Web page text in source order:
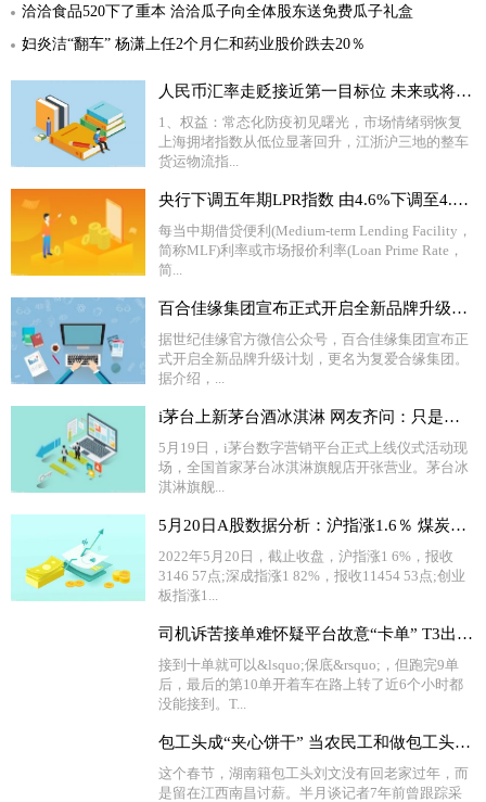
洽洽食品520下了重本 洽洽瓜子向全体股东送免费瓜子礼盒
妇炎洁“翻车” 杨潇上任2个月仁和药业股价跌去20％
人民币汇率走贬接近第一目标位 未来或将走向7.0时代
1、权益：常态化防疫初见曙光，市场情绪弱恢复
上海拥堵指数从低位显著回升，江浙沪三地的整车
货运物流指...
央行下调五年期LPR指数 由4.6%下调至4.45%
每当中期借贷便利(Medium-term Lending Facility，
简称MLF)利率或市场报价利率(Loan Prime Rate，
简...
百合佳缘集团宣布正式开启全新品牌升级计划 更名为“复爱合缘集团”
据世纪佳缘官方微信公众号，百合佳缘集团宣布正
式开启全新品牌升级计划，更名为复爱合缘集团。
据介绍，...
i茅台上新茅台酒冰淇淋 网友齐问：只是多少度的？
5月19日，i茅台数字营销平台正式上线仪式活动现
场，全国首家茅台冰淇淋旗舰店开张营业。茅台冰
淇淋旗舰...
5月20日A股数据分析：沪指涨1.6％ 煤炭板块全天走强
2022年5月20日，截止收盘，沪指涨1 6%，报收
3146 57点;深成指涨1 82%，报收11454 53点;创业
板指涨1...
司机诉苦接单难怀疑平台故意“卡单” T3出行回应
接到十单就可以&lsquo;保底&rsquo;，但跑完9单
后，最后的第10单开着车在路上转了近6个小时都
没能接到。T...
包工头成“夹心饼干” 当农民工和做包工头有啥区别？
这个春节，湖南籍包工头刘文没有回老家过年，而
是留在江西南昌讨薪。半月谈记者7年前曾跟踪采